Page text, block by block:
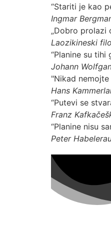
“Stariti je kao
Ingmar
„Dobro prolazi
Laozikineski
“Planine su tihi
Johann
"Nikad
Hans
“Putevi se
Franz Kafka
“Planine nisu
Peter Habeler